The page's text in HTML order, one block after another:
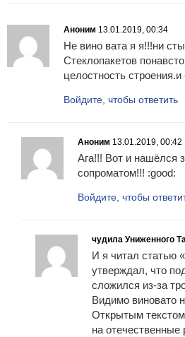
Аноним 13.01.2019, 00:34
Не вино вата я я!!!ни
Стеклопакетов
целостность
Войдите, чтобы ответить
Аноним 13.01.2019, 00:42
Ага!!! Вот и нашёлся
сопроматом!!! :good:
Войдите, чтобы
чудила Униженного
И я читал статью
утверждал, что
сложился из-за
Видимо виновато
Открытым
на отечественные